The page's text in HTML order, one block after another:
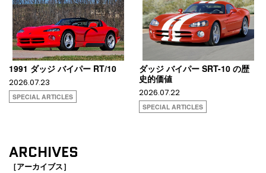
1991 ダッジ バイパー RT/10
2026.07.23
SPECIAL ARTICLES
ダッジ バイパー SRT-10 の歴
史的価値
2026.07.22
SPECIAL ARTICLES
ARCHIVES
［アーカイブス］